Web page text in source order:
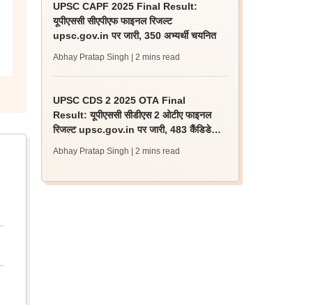
UPSC CAPF 2025 Final Result:
यूपीएससी सीएपीएफ फाइनल रिजल्ट
upsc.gov.in पर जारी, 350 अभ्यर्थी चयनित
Abhay Pratap Singh | 2 mins read
UPSC CDS 2 2025 OTA Final
Result: यूपीएससी सीडीएस 2 ओटीए फाइनल
रिजल्ट upsc.gov.in पर जारी, 483 कैंडिडेट
Abhay Pratap Singh | 2 mins read